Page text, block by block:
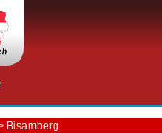
Bisamberg